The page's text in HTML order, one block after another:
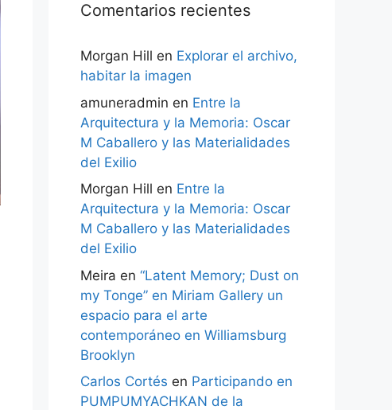
Comentarios recientes
Morgan Hill en Explorar el archivo,
habitar la imagen
amuneradmin en Entre la
Arquitectura y la Memoria: Oscar
M Caballero y las Materialidades
del Exilio
Morgan Hill en Entre la
Arquitectura y la Memoria: Oscar
M Caballero y las Materialidades
del Exilio
Meira en “Latent Memory; Dust on
my Tonge” en Miriam Gallery un
espacio para el arte
contemporáneo en Williamsburg
Brooklyn
Carlos Cortés en Participando en
PUMPUMYACHKAN de la